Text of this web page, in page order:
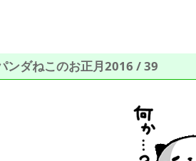
ンダねこのお正月2016 / 39